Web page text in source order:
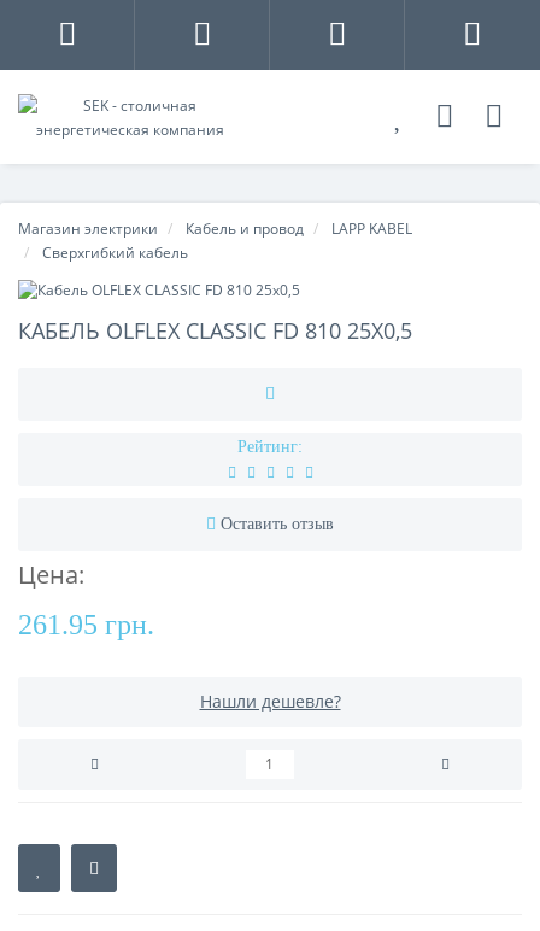
Магазин электрики Кабель и провод
LAPP KABEL
Сверхгибкий кабель
КАБЕЛЬ OLFLEX CLASSIC FD 810 25X0,5
Рейтинг:
Оставить отзыв
Цена:
261.95 грн.
Нашли дешевле?